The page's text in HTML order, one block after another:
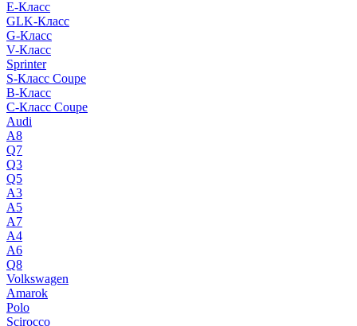
E-Класс
GLK-Класс
G-Класс
V-Класс
Sprinter
S-Класс Сoupe
B-Класс
C-Класс Coupe
Audi
A8
Q7
Q3
Q5
A3
A5
A7
A4
A6
Q8
Volkswagen
Amarok
Polo
Scirocco